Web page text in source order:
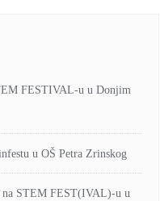
FESTIVAL-u u Donjim
u OŠ Petra Zrinskog
na STEM FEST(IVAL)-u u